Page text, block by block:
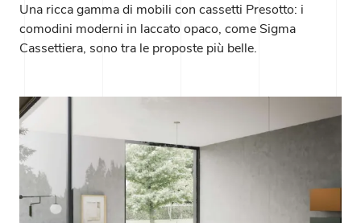
Una ricca gamma di mobili con cassetti Presotto: i
comodini moderni in laccato opaco, come Sigma
Cassettiera, sono tra le proposte più belle.